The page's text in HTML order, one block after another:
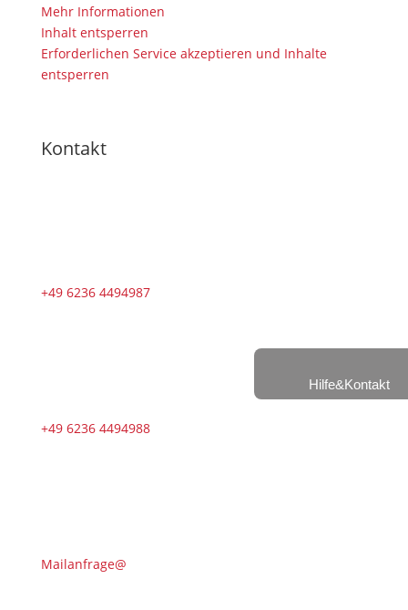
Mehr Informationen
Inhalt entsperren
Erforderlichen Service akzeptieren und Inhalte
entsperren
Kontakt
+49 6236 4494987
+49 6236 4494988
Mailanfrage@
Hilfe&Kontakt